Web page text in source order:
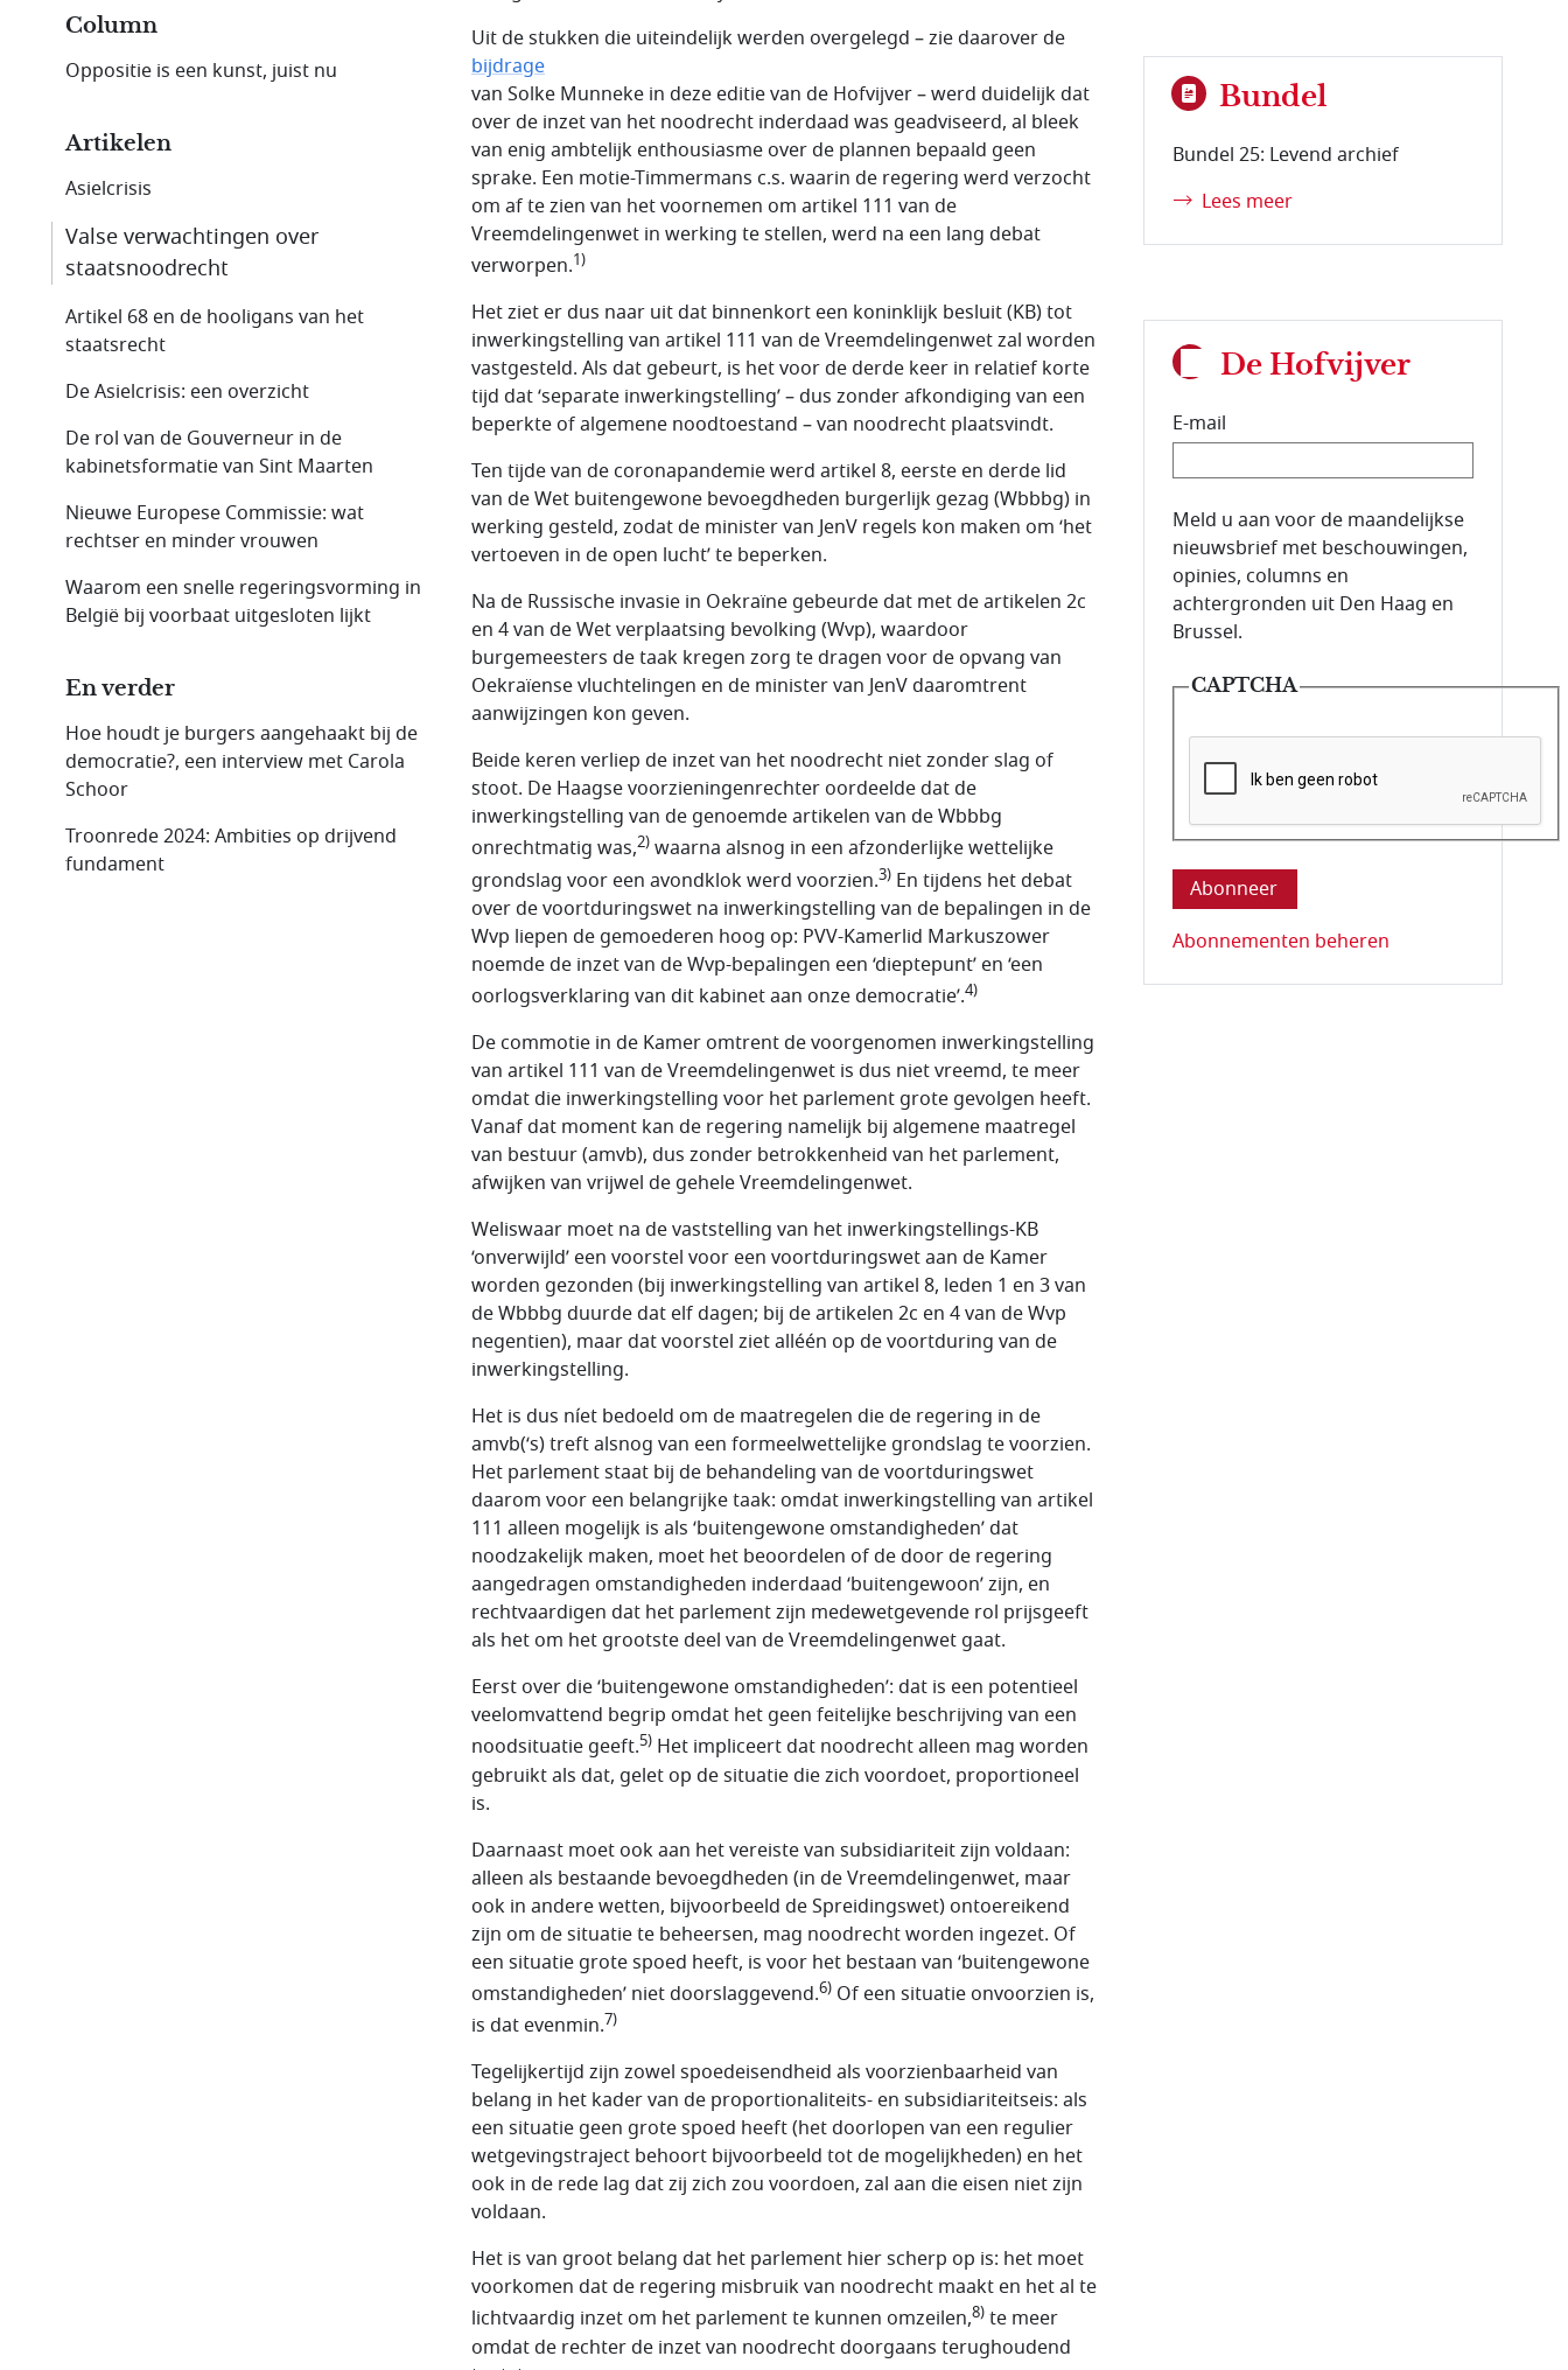
Uit de stukken die uiteindelijk werden overgelegd – zie daarover de
bijdrage
van Solke Munneke in deze editie van de Hofvijver – werd duidelijk dat
over de inzet van het noodrecht inderdaad was geadviseerd, al bleek
van enig ambtelijk enthousiasme over de plannen bepaald geen
sprake. Een motie-Timmermans c.s. waarin de regering werd verzocht
om af te zien van het voornemen om artikel 111 van de
Vreemdelingenwet in werking te stellen, werd na een lang debat
verworpen.1)
Het ziet er dus naar uit dat binnenkort een koninklijk besluit (KB) tot
inwerkingstelling van artikel 111 van de Vreemdelingenwet zal worden
vastgesteld. Als dat gebeurt, is het voor de derde keer in relatief korte
tijd dat ‘separate inwerkingstelling’ – dus zonder afkondiging van een
beperkte of algemene noodtoestand – van noodrecht plaatsvindt.
Ten tijde van de coronapandemie werd artikel 8, eerste en derde lid
van de Wet buitengewone bevoegdheden burgerlijk gezag (Wbbbg) in
werking gesteld, zodat de minister van JenV regels kon maken om ‘het
vertoeven in de open lucht’ te beperken.
Na de Russische invasie in Oekraïne gebeurde dat met de artikelen 2c
en 4 van de Wet verplaatsing bevolking (Wvp), waardoor
burgemeesters de taak kregen zorg te dragen voor de opvang van
Oekraïense vluchtelingen en de minister van JenV daaromtrent
aanwijzingen kon geven.
Beide keren verliep de inzet van het noodrecht niet zonder slag of
stoot. De Haagse voorzieningenrechter oordeelde dat de
inwerkingstelling van de genoemde artikelen van de Wbbbg
onrechtmatig was,2) waarna alsnog in een afzonderlijke wettelijke
grondslag voor een avondklok werd voorzien.3) En tijdens het debat
over de voortduringswet na inwerkingstelling van de bepalingen in de
Wvp liepen de gemoederen hoog op: PVV-Kamerlid Markuszower
noemde de inzet van de Wvp-bepalingen een ‘dieptepunt’ en ‘een
oorlogsverklaring van dit kabinet aan onze democratie’.4)
De commotie in de Kamer omtrent de voorgenomen inwerkingstelling
van artikel 111 van de Vreemdelingenwet is dus niet vreemd, te meer
omdat die inwerkingstelling voor het parlement grote gevolgen heeft.
Vanaf dat moment kan de regering namelijk bij algemene maatregel
van bestuur (amvb), dus zonder betrokkenheid van het parlement,
afwijken van vrijwel de gehele Vreemdelingenwet.
Weliswaar moet na de vaststelling van het inwerkingstellings-KB
‘onverwijld’ een voorstel voor een voortduringswet aan de Kamer
worden gezonden (bij inwerkingstelling van artikel 8, leden 1 en 3 van
de Wbbbg duurde dat elf dagen; bij de artikelen 2c en 4 van de Wvp
negentien), maar dat voorstel ziet alléén op de voortduring van de
inwerkingstelling.
Het is dus níet bedoeld om de maatregelen die de regering in de
amvb(‘s) treft alsnog van een formeelwettelijke grondslag te voorzien.
Het parlement staat bij de behandeling van de voortduringswet
daarom voor een belangrijke taak: omdat inwerkingstelling van artikel
111 alleen mogelijk is als ‘buitengewone omstandigheden’ dat
noodzakelijk maken, moet het beoordelen of de door de regering
aangedragen omstandigheden inderdaad ‘buitengewoon’ zijn, en
rechtvaardigen dat het parlement zijn medewetgevende rol prijsgeeft
als het om het grootste deel van de Vreemdelingenwet gaat.
Eerst over die ‘buitengewone omstandigheden’: dat is een potentieel
veelomvattend begrip omdat het geen feitelijke beschrijving van een
noodsituatie geeft.5) Het impliceert dat noodrecht alleen mag worden
gebruikt als dat, gelet op de situatie die zich voordoet, proportioneel
is.
Daarnaast moet ook aan het vereiste van subsidiariteit zijn voldaan:
alleen als bestaande bevoegdheden (in de Vreemdelingenwet, maar
ook in andere wetten, bijvoorbeeld de Spreidingswet) ontoereikend
zijn om de situatie te beheersen, mag noodrecht worden ingezet. Of
een situatie grote spoed heeft, is voor het bestaan van ‘buitengewone
omstandigheden’ niet doorslaggevend.6) Of een situatie onvoorzien is,
is dat evenmin.7)
Tegelijkertijd zijn zowel spoedeisendheid als voorzienbaarheid van
belang in het kader van de proportionaliteits- en subsidiariteitseis: als
een situatie geen grote spoed heeft (het doorlopen van een regulier
wetgevingstraject behoort bijvoorbeeld tot de mogelijkheden) en het
ook in de rede lag dat zij zich zou voordoen, zal aan die eisen niet zijn
voldaan.
Het is van groot belang dat het parlement hier scherp op is: het moet
voorkomen dat de regering misbruik van noodrecht maakt en het al te
lichtvaardig inzet om het parlement te kunnen omzeilen,8) te meer
omdat de rechter de inzet van noodrecht doorgaans terughoudend
Column
Oppositie is een kunst, juist nu
Artikelen
Asielcrisis
Valse verwachtingen over
staatsnoodrecht
Artikel 68 en de hooligans van het
staatsrecht
De Asielcrisis: een overzicht
De rol van de Gouverneur in de
kabinetsformatie van Sint Maarten
Nieuwe Europese Commissie: wat
rechtser en minder vrouwen
Waarom een snelle regeringsvorming in
België bij voorbaat uitgesloten lijkt
En verder
Hoe houdt je burgers aangehaakt bij de
democratie?, een interview met Carola
Schoor
Troonrede 2024: Ambities op drijvend
fundament
Bundel
Bundel 25: Levend archief
Lees meer
De Hofvijver
E-mail
E-mailadres van de abonnee.
Meld u aan voor de maandelijkse
nieuwsbrief met beschouwingen,
opinies, columns en
achtergronden uit Den Haag en
Brussel.
CAPTCHA
Deze vraag is om te controleren dat u
Abonnementen beheren